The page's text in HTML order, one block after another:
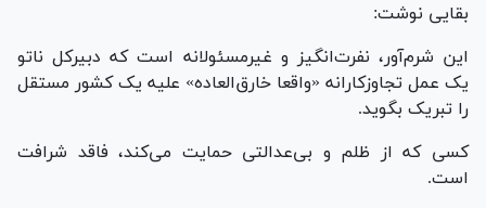
بقایی نوشت:
این شرم‌آور، نفرت‌انگیز و غیرمسئولانه است که دبیرکل ‎ناتو
یک عمل تجاوزکارانه «واقعا خارق‌العاده» علیه یک کشور مستقل
را تبریک بگوید.
کسی که از ظلم و بی‌عدالتی حمایت می‌کند، فاقد شرافت
است.